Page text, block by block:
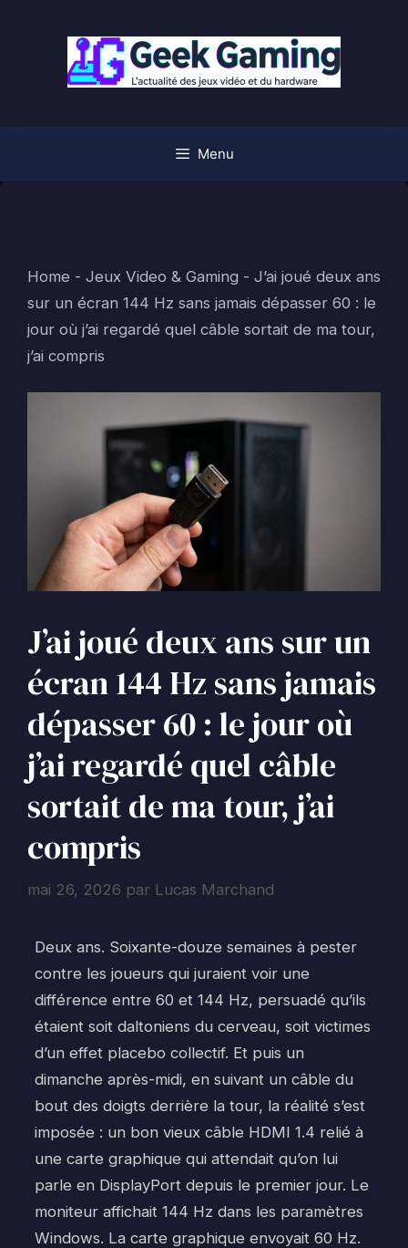
Menu
Home - Jeux Video & Gaming - J’ai joué deux ans
sur un écran 144 Hz sans jamais dépasser 60 : le
jour où j’ai regardé quel câble sortait de ma tour,
j’ai compris
J’ai joué deux ans sur un
écran 144 Hz sans jamais
dépasser 60 : le jour où
j’ai regardé quel câble
sortait de ma tour, j’ai
compris
mai 26, 2026 par Lucas Marchand
Deux ans. Soixante-douze semaines à pester
contre les joueurs qui juraient voir une
différence entre 60 et 144 Hz, persuadé qu’ils
étaient soit daltoniens du cerveau, soit victimes
d’un effet placebo collectif. Et puis un
dimanche après-midi, en suivant un câble du
bout des doigts derrière la tour, la réalité s’est
imposée : un bon vieux câble HDMI 1.4 relié à
une carte graphique qui attendait qu’on lui
parle en DisplayPort depuis le premier jour. Le
moniteur affichait 144 Hz dans les paramètres
Windows. La carte graphique envoyait 60 Hz.